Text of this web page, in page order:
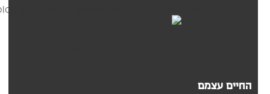
החיים עצמם